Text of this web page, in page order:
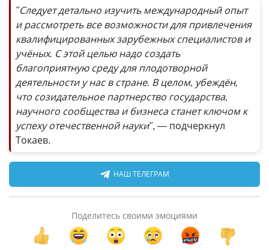
"Следует детально изучить международный опыт
и рассмотреть все возможности для привлечения
квалифицированных зарубежных специалистов и
учёных. С этой целью надо создать
благоприятную среду для плодотворной
деятельности у нас в стране. В целом, убеждён,
что созидательное партнерство государства,
научного сообщества и бизнеса станет ключом к
успеху отечественной науки", — подчеркнул
Токаев.
НАШ ТЕЛЕГРАМ
Поделитесь своими эмоциями